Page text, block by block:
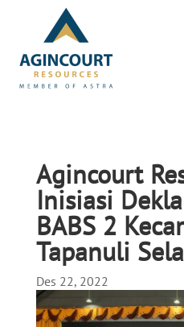
Agincourt
Inisiasi
BABS 2
Tapanuli
Des 22, 2022